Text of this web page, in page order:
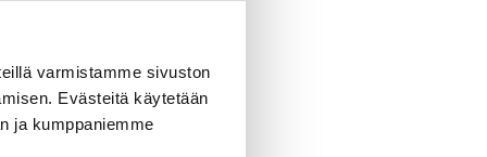
varmistamme sivuston
Evästeitä käytetään
ja kumppaniemme